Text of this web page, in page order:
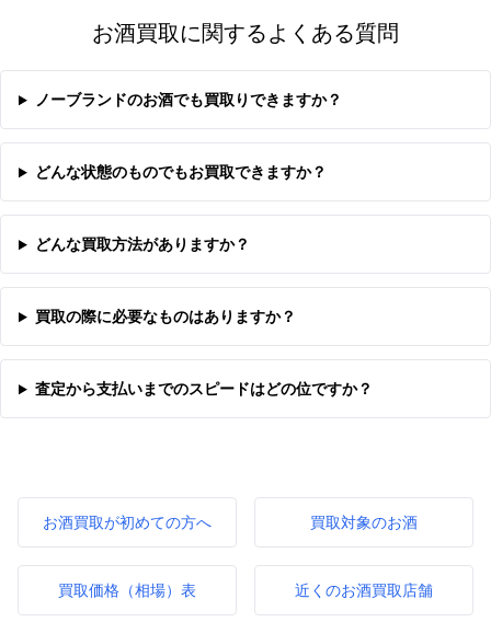
お酒買取に関するよくある質問
ノーブランドのお酒でも買取りできますか？
どんな状態のものでもお買取できますか？
どんな買取方法がありますか？
買取の際に必要なものはありますか？
査定から支払いまでのスピードはどの位ですか？
お酒買取が初めての方へ 買取対象のお酒
買取価格（相場）表 近くのお酒買取店舗